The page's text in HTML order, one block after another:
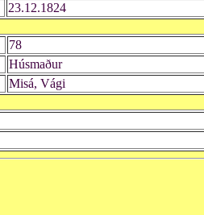
23.12.1824
78
Húsmaður
Misá, Vági